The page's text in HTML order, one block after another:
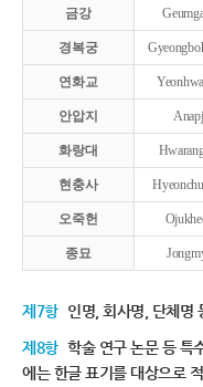
금강
경복궁
연화교
안압지
화랑대
현충사
오죽헌
종묘
제7항 인명, 회사명, 단체명
제8항 학술 연구 논문 등 특
에는 한글 표기를 대상으로